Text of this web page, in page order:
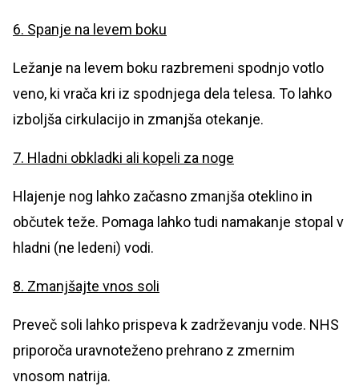
6. Spanje na levem boku
Ležanje na levem boku razbremeni spodnjo votlo
veno, ki vrača kri iz spodnjega dela telesa. To lahko
izboljša cirkulacijo in zmanjša otekanje.
7. Hladni obkladki ali kopeli za noge
Hlajenje nog lahko začasno zmanjša oteklino in
občutek teže. Pomaga lahko tudi namakanje stopal v
hladni (ne ledeni) vodi.
8. Zmanjšajte vnos soli
Preveč soli lahko prispeva k zadrževanju vode. NHS
priporoča uravnoteženo prehrano z zmernim
vnosom natrija.